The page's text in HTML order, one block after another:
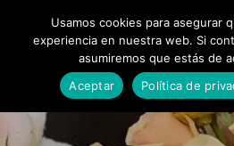
Usamos cookies para asegurar
experiencia en nuestra web. Si
asumiremos que estás de
Aceptar
Política de